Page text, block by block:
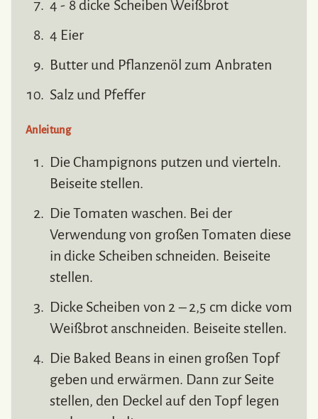
4 - 8 dicke Scheiben Weißbrot
4 Eier
Butter und Pflanzenöl zum Anbraten
Salz und Pfeffer
Anleitung
Die Champignons putzen und vierteln.
Beiseite stellen.
Die Tomaten waschen. Bei der
Verwendung von großen Tomaten diese
in dicke Scheiben schneiden. Beiseite
stellen.
Dicke Scheiben von 2 – 2,5 cm dicke vom
Weißbrot anschneiden. Beiseite stellen.
Die Baked Beans in einen großen Topf
geben und erwärmen. Dann zur Seite
stellen, den Deckel auf den Topf legen